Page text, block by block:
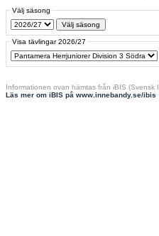
Välj säsong
Visa tävlingar 2026/27
Informationen ovan hämtas från iBIS (Svensk
Läs mer om iBIS på www.innebandy.se/ibis